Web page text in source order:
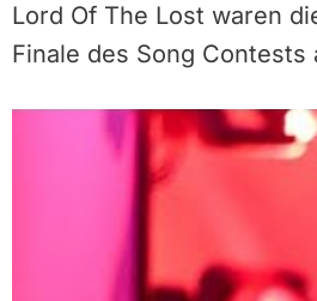
Lord Of The Lost waren
Finale des Song Contests